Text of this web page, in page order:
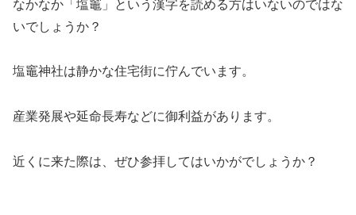
なかなか「塩竈」という漢字を読める方はいないのではな
いでしょうか？
塩竈神社は静かな住宅街に佇んでいます。
産業発展や延命長寿などに御利益があります。
近くに来た際は、ぜひ参拝してはいかがでしょうか？